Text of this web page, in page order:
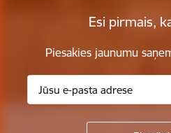
Esi pirmais,
Piesakies jaunumu